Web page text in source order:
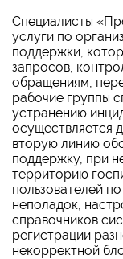
Специалисты
услуги по
поддержки,
запросов,
обращениям,
рабочие группы
устранению
осуществляется
вторую линию
поддержку, при
территорию
пользователей
неполадок,
справочников
регистрации
некорректной